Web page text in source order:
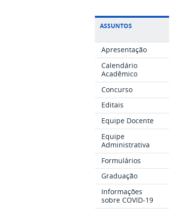
ASSUNTOS
Apresentação
Calendário
Acadêmico
Concurso
Editais
Equipe Docente
Equipe
Administrativa
Formulários
Graduação
Informações
sobre COVID-19